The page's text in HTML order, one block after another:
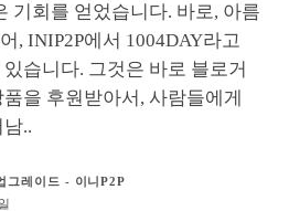
기회를 얻었습니다. 바로, 아름
, INIP2P에서 1004DAY라고
습니다. 그것은 바로 블로거
을 후원받아서, 사람들에게
..
그레이드 - 이니P2P